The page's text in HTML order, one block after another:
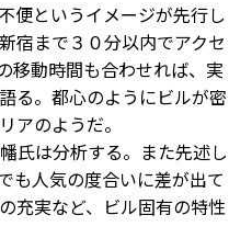
便というイメージが先行し
宿まで３０分以内でアクセ
移動時間も合わせれば、実
る。都心のようにビルが密
アのようだ。
氏は分析する。また先述し
も人気の度合いに差が出て
充実など、ビル固有の特性